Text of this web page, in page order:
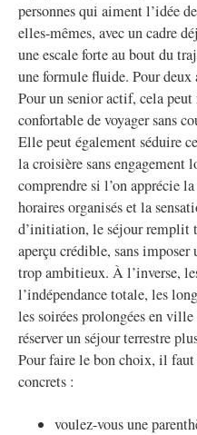
personnes qui aiment l’idée
elles-mêmes, avec un cadre
une escale forte au bout du
une formule fluide. Pour
Pour un senior actif, cela peut
confortable de voyager sans
Elle peut également séduire
la croisière sans engagement
comprendre si l’on apprécie
horaires organisés et la
d’initiation, le séjour remplit
aperçu crédible, sans
trop ambitieux. À l’inverse,
l’indépendance totale, les
les soirées prolongées en
réserver un séjour terrestre
Pour faire le bon choix, il faut
concrets :
voulez-vous une